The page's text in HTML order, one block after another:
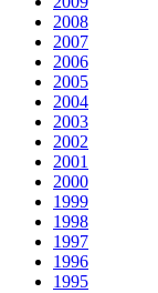
2008
2007
2006
2005
2004
2003
2002
2001
2000
1999
1998
1997
1996
1995